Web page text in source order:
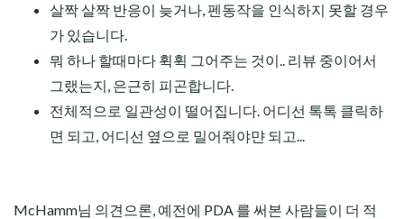
살짝 살짝 반응이 늦거나, 펜동작을 인식하지 못할 경우
가 있습니다.
뭐 하나 할때마다 휙휙 그어주는 것이.. 리뷰 중이어서
그랬는지, 은근히 피곤합니다.
전체적으로 일관성이 떨어집니다. 어디선 톡톡 클릭하
면 되고, 어디선 옆으로 밀어줘야먄 되고...
McHamm님 의견으론, 예전에 PDA 를 써본 사람들이 더 적